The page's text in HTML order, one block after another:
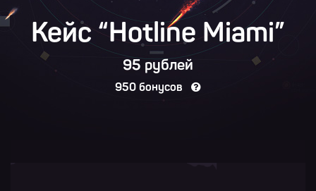
Кейс “Hotline Miami”
95 рублей
950 бонусов